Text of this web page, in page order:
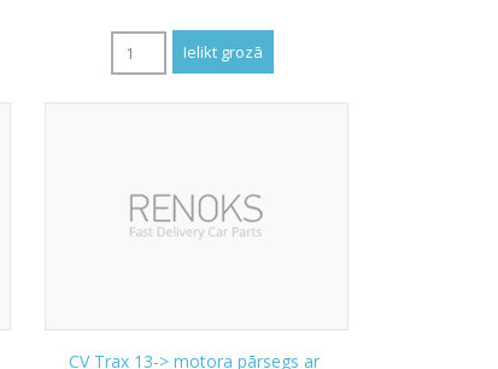
CV Trax 13-> motora pārsegs ar